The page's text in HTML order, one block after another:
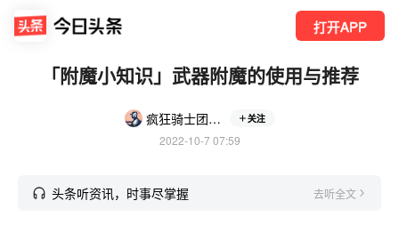
打开APP
「附魔小知识」武器附魔的使用与推荐
疯狂骑士团兑换码 关注
2022-10-7 07:59
头条听资讯，时事尽掌握 去听全文